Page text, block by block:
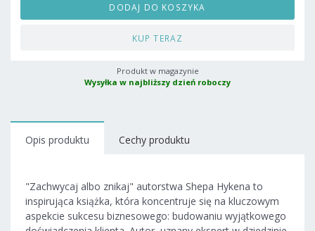
DODAJ DO KOSZYKA
KUP TERAZ
Produkt w magazynie
Wysyłka w najbliższy dzień roboczy
Opis produktu Cechy produktu
"Zachwycaj albo znikaj" autorstwa Shepa Hykena to
inspirująca książka, która koncentruje się na kluczowym
aspekcie sukcesu biznesowego: budowaniu wyjątkowego